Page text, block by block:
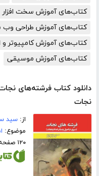
کتاب‌های آموزش سخت افزار
کتاب‌های آموزش طراحی
کتاب‌های آموزش کامپیوتر و
کتاب‌های آموزش موسیقی
دانلود کتاب فرشته‌های
نجات
از:سید
موضوع:
۱۲۰ صفحه